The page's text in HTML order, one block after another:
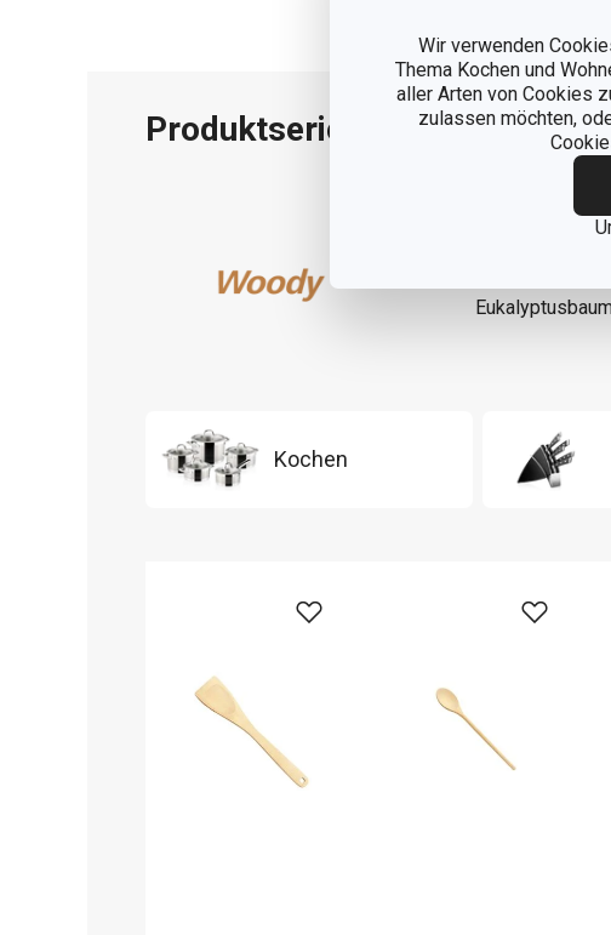
Wir verwenden
Thema Kochen und
aller Arten von Cookies
zulassen möchten,
Produktserie
einer
Kochen